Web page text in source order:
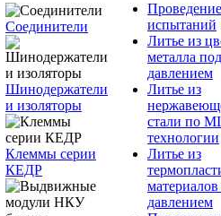
Соединители
Шинодержатели
и изоляторы
Клеммы серии
КЕДР
Проведение
испытаний
Литье из
металла под
давлением
Литье из
стали по
технологии
Литье из
давлением